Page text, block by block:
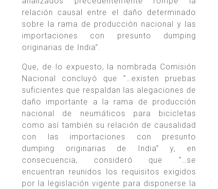
relación causal entre el daño determinado
sobre la rama de producción nacional y las
importaciones con presunto dumping
originarias de India”.
Que, de lo expuesto, la nombrada Comisión
Nacional concluyó que “…existen pruebas
suficientes que respaldan las alegaciones de
daño importante a la rama de producción
nacional de neumáticos para bicicletas
como así también su relación de causalidad
con las importaciones con presunto
dumping originarias de India” y, en
consecuencia, consideró que “…se
encuentran reunidos los requisitos exigidos
por la legislación vigente para disponerse la